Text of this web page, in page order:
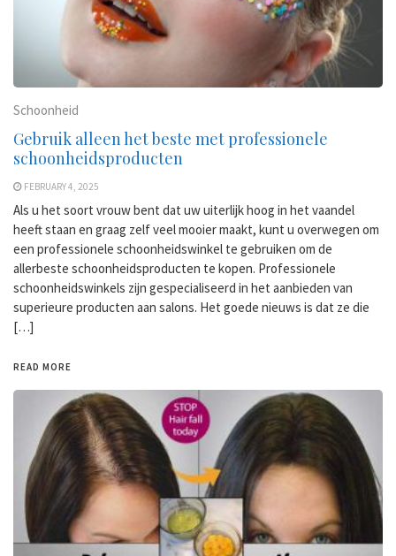
Schoonheid
Gebruik alleen het beste met professionele
schoonheidsproducten
FEBRUARY 4, 2025
Als u het soort vrouw bent dat uw uiterlijk hoog in het vaandel
heeft staan ​​en graag zelf veel mooier maakt, kunt u overwegen om
een ​​professionele schoonheidswinkel te gebruiken om de
allerbeste schoonheidsproducten te kopen. Professionele
schoonheidswinkels zijn gespecialiseerd in het aanbieden van
superieure producten aan salons. Het goede nieuws is dat ze die
[…]
READ MORE